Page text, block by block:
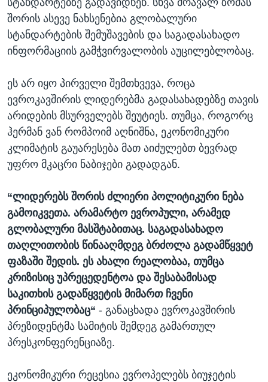
სტანდარტებზე გადავიდნენ. სხვა მრავალ ზომას
შორის ასევე ნახსენებია გლობალური
სტანდარტების შემუშავების და საგადასახადო
ინფორმაციის გამჭვირვალობის აუცილებლობაც.
ეს არ იყო პირველი შემთხვევა, როცა
ევროკავშირის ლიდერებმა გადასახადებზე თავის
არიდების მსურველებს შეუტიეს. თუმცა, როგორც
ჰერმან ვან რომპოიმ აღნიშნა, ეკონომიკური
კლიმატის გაუარესება მათ აიძულებთ ბევრად
უფრო მკაცრი ნაბიჯები გადადგან.
“ლიდერებს შორის ძლიერი პოლიტიკური ნება
გამოიკვეთა. არამარტო ევროპული, არამედ
გლობალური მასშტაბითაც. საგადასახადო
თაღლითობის წინააღმდეგ ბრძოლა გადამწყვეტ
ფაზაში შედის. ეს ახალი რეალობაა, თუმცა
კრიზისიც უპრეცედენტოა და შესაბამისად
საკითხის გადაწყვეტის მიმართ ჩვენი
პრინციპულობაც“ - განაცხადა ევროკავშირის
პრეზიდენტმა სამიტის შემდეგ გამართულ
პრესკონფერენციაზე.
ეკონომიკური რეცესია ევროპელებს ბიუჯეტის